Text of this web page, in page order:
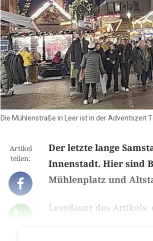
Die Mühlenstraße in Leer ist in der Adventszeit
Artikel
teilen:
Der letzte lange
Innenstadt. Hier sind
Mühlenplatz und
Lesedauer des Artikels: